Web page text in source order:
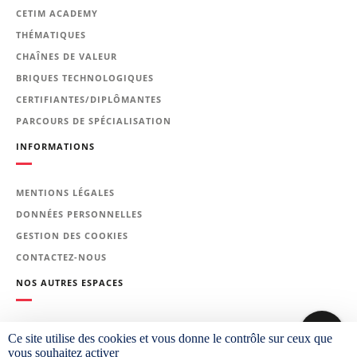
caoutchoucs et exemples de
Analyse de défaillance -
Méthodologie
Analyse Morphologique : les
techniques (tomographie, MEB,
Analyse de la défaillance : Outils
numériques
Analyse Physico- chimique
Vieillissement prématuré :
Mécanisme et caractérisation
CETIM ACADEMY
THÉMATIQUES
CHAÎNES DE VALEUR
BRIQUES TECHNOLOGIQUES
CERTIFIANTES/DIPLÔMANTES
PARCOURS DE SPÉCIALISATION
INFORMATIONS
MENTIONS LÉGALES
DONNÉES PERSONNELLES
GESTION DES COOKIES
CONTACTEZ-NOUS
NOS AUTRES ESPACES
Ce site utilise des cookies et vous donne le contrôle sur ceux que
vous souhaitez activer